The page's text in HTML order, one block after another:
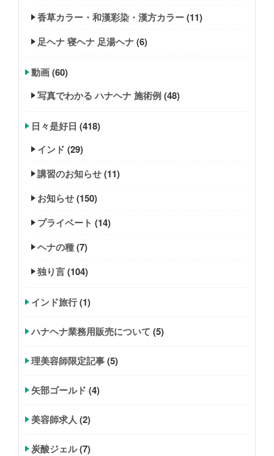
香草カラー・和漢彩染・漢方カラー(11)
足ヘナ 寝ヘナ 足湯ヘナ(6)
動画(60)
写真でわかる ハナヘナ 施術例(48)
日々是好日 (418)
インド (29)
講習のお知らせ(11)
お知らせ(150)
プライベート (14)
ヘナの種(7)
独り言(104)
インド旅行(1)
ハナヘナ業務用販売について (5)
理美容師限定記事(5)
矢部ゴールド (4)
美容師求人 (2)
炭酸ジェル(7)